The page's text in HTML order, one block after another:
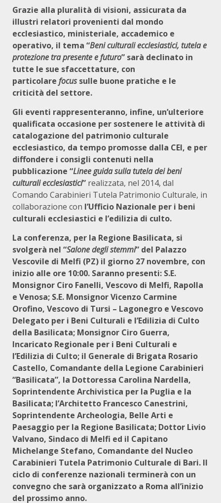
Grazie alla pluralità di visioni, assicurata da
illustri relatori provenienti dal mondo
ecclesiastico, ministeriale, accademico e
operativo, il tema “Beni culturali ecclesiastici, tutela e
protezione tra presente e futuro” sarà declinato in
tutte le sue sfaccettature, con
particolare focussulle buone pratiche e le
criticità del settore.
Gli eventi rappresenteranno, infine, un’ulteriore
qualificata occasione per sostenere le attività di
catalogazione del patrimonio culturale
ecclesiastico, da tempo promosse dalla CEI, e per
diffondere i consigli contenuti nella
pubblicazione “Linee guida sulla tutela dei beni
culturali ecclesiastici” realizzata, nel 2014, dal
Comando Carabinieri Tutela Patrimonio Culturale, in
collaborazione con l’Ufficio Nazionale per i beni
culturali ecclesiastici e l’edilizia di culto.
La conferenza, per la Regione Basilicata, si
svolgerà nel “Salone degli stemmi” del Palazzo
Vescovile di Melfi (PZ) il giorno 27 novembre, con
inizio alle ore 10:00. Saranno presenti: S.E.
Monsignor Ciro Fanelli, Vescovo di Melfi, Rapolla
e Venosa; S.E. Monsignor Vicenzo Carmine
Orofino, Vescovo di Tursi – Lagonegro e Vescovo
Delegato per i Beni Culturali e l’Edilizia di Culto
della Basilicata; Monsignor Ciro Guerra,
Incaricato Regionale per i Beni Culturali e
l’Edilizia di Culto; il Generale di Brigata Rosario
Castello, Comandante della Legione Carabinieri
“Basilicata”, la Dottoressa Carolina Nardella,
Soprintendente Archivistica per la Puglia e la
Basilicata; l’Architetto Francesco Canestrini,
Soprintendente Archeologia, Belle Arti e
Paesaggio per la Regione Basilicata; Dottor Livio
Valvano, Sindaco di Melfi ed il Capitano
Michelange Stefano, Comandante del Nucleo
Carabinieri Tutela Patrimonio Culturale di Bari. Il
ciclo di conferenze nazionali terminerà con un
convegno che sarà organizzato a Roma all’inizio
del prossimo anno.